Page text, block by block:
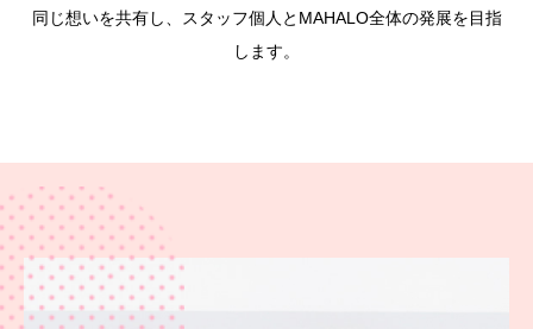
同じ想いを共有し、スタッフ個人とMAHALO全体の発展を目指
します。